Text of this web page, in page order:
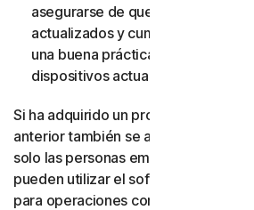
asegurarse de que sus
actualizados y cumplan dichos
una buena práctica de seguridad
dispositivos actualizados).
Si ha adquirido un producto para
anterior también se aplica. La única
solo las personas empleadas por la
pueden utilizar el software y los
para operaciones comerciales